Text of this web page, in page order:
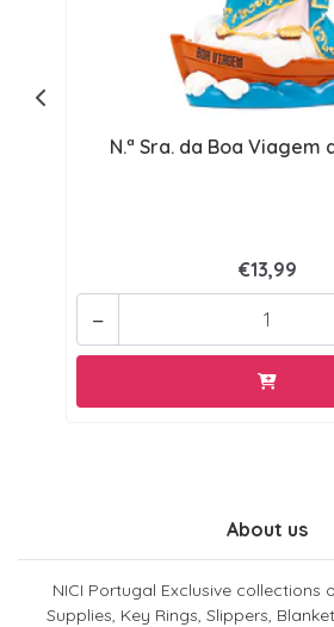
N.ª Sra. da Boa Viagem
€13,99
-
About us
NICI Portugal Exclusive collections
Supplies, Key Rings, Slippers,